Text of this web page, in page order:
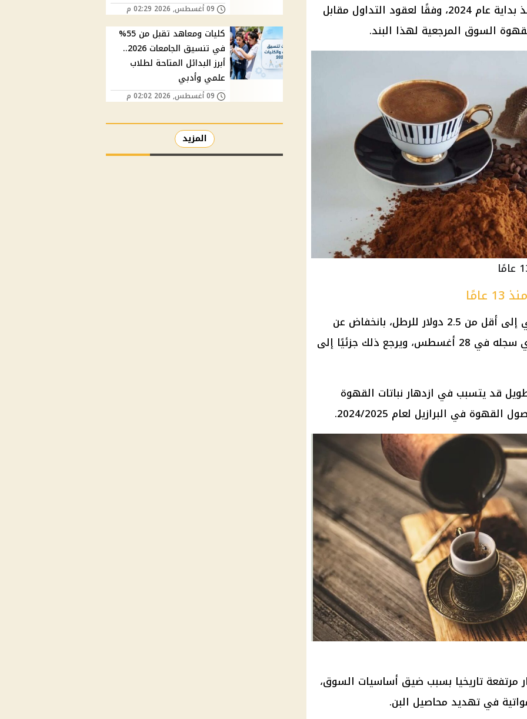
دولارًا للرطل الواحد، أو 31.69٪، منذ بداية عام 2024، وفقًا لعقود التداول مقابل
وانخفضت العقود الآجلة للبن العربي إلى أقل من 2.5 دولار للرطل، بانخفاض عن
أعلى مستوى له منذ 13 عامًا والذي سجله في 28 أغسطس، ويرجع ذلك جزئيًا إلى
قد يتسبب في ازدهار نباتات القهوة
في البرازيل لعام 2024/2025.
مرتفعة تاريخيا بسبب ضيق أساسيات السوق،
في تهديد محاصيل البن.
09 أغسطس, 2026 02:29 م
كليات ومعاهد تقبل من 55%
في تنسيق الجامعات 2026..
أبرز البدائل المتاحة لطلاب
علمي وأدبي
09 أغسطس, 2026 02:02 م
المزيد